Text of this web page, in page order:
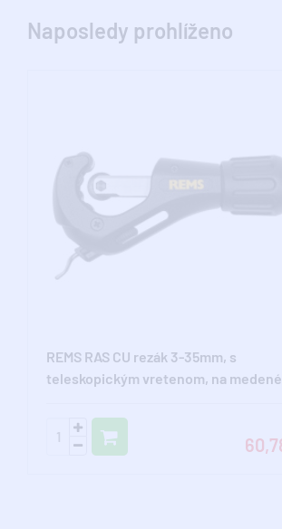
Naposledy prohlíženo
REMS RAS CU rezák 3-35mm, s
teleskopickým vretenom, na medené